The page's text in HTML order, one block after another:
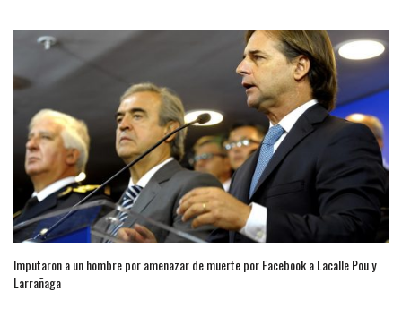
Imputaron a un hombre por amenazar de muerte por Facebook a Lacalle Pou y
Larrañaga